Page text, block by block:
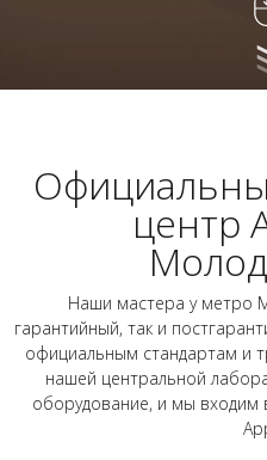
центр
Наши мастера у метро
гарантийный, так и
официальным стандартам и
нашей центральной
оборудование, и мы входим